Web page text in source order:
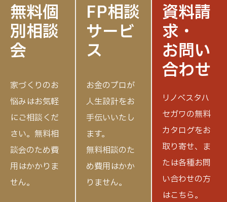
無料個
別相談
会
家づくりのお
悩みはお気軽
にご相談くだ
さい。 無料相
談会のため費
用はかかりま
せん。
FP相談
サービ
ス
お金のプロが
人生設計をお
手伝いいたし
ます。
無料相談のた
め費用はかか
りません。
資料請
求・
お問い
合わせ
リノベスタハ
セガワの無料
カタログをお
取り寄せ、 ま
たは各種お問
い合わせの方
はこちら。